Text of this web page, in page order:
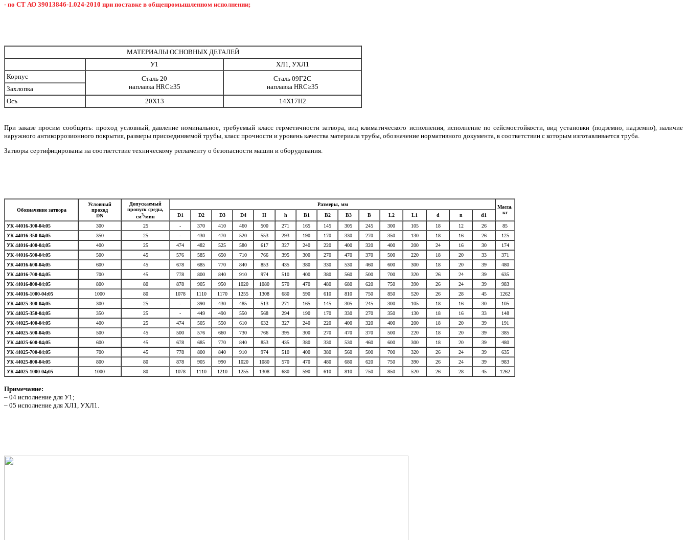
- по СТ АО 39013846-1.024-2010 при поставке в общепромышленном исполнении;
МАТЕРИАЛЫ ОСНОВНЫХ ДЕТАЛЕЙ
У1
ХЛ1, УХЛ1
Корпус
Сталь 20
наплавка НRC≥35
Сталь 09Г2С
наплавка НRC≥35
Захлопка
Ось
20Х13 14Х17Н2
При заказе просим сообщить: проход условный, давление номинальное, требуемый класс герметичности затвора, вид климатического исполнения, исполнение по сейсмостойкости, вид установки (подземно, надземно), наличие
наружного антикоррозионного покрытия, размеры присоединяемой трубы, класс прочности и уровень качества материала трубы, обозначение нормативного документа, в соответствии с которым изготавливается труба.
Затворы сертифицированы на соответствие техническому регламенту о безопасности машин и оборудования.
Обозначение затвора
Условный
проход
DN
Допускаемый
пропуск среды,
см3/мин
Размеры, мм
Масса,
кг
D1 D2 D3 D4 H h B1 B2 B3 B L2 L1 d n
d1
УК 44016-300-04;05
300 25 - 370 410 460 500 271 165 145 305 245 300 105 18 12 26
85
УК 44016-350-04;05
350 25 - 430 470 520 553 293 190 170 330 270 350 130 18 16 26
125
УК 44016-400-04;05
400 25 474 482 525 580 617 327 240 220 400 320 400 200 24 16 30
174
УК 44016-500-04;05
500 45 576 585 650 710 766 395 300 270 470 370 500 220 18 20 33
371
УК 44016-600-04;05
600 45 678 685 770 840 853 435 380 330 530 460 600 300 18 20 39
480
УК 44016-700-04;05
700 45 778 800 840 910 974 510 400 380 560 500 700 320 26 24 39
635
УК 44016-800-04;05
800 80 878 905 950 1020 1080 570 470 480 680 620 750 390 26 24 39
983
УК 44016-1000-04;05
1000 80 1078 1110 1170 1255 1308 680 590 610 810 750 850 520 26 28 45
1262
УК 44025-300-04;05
300 25 - 390 430 485 513 271 165 145 305 245 300 105 18 16 30
105
УК 44025-350-04;05
350 25 - 449 490 550 568 294 190 170 330 270 350 130 18 16 33
148
УК 44025-400-04;05
400 25 474 505 550 610 632 327 240 220 400 320 400 200 18 20 39
191
УК 44025-500-04;05
500 45 500 576 660 730 766 395 300 270 470 370 500 220 18 20 39
385
УК 44025-600-04;05
600 45 678 685 770 840 853 435 380 330 530 460 600 300 18 20 39
480
УК 44025-700-04;05
700 45 778 800 840 910 974 510 400 380 560 500 700 320 26 24 39
635
УК 44025-800-04;05
800 80 878 905 990 1020 1080 570 470 480 680 620 750 390 26 24 39
983
УК 44025-1000-04;05
1000 80 1078 1110 1210 1255 1308 680 590 610 810 750 850 520 26 28 45 1262
Примечание:
– 04 исполнение для У1;
– 05 исполнение для ХЛ1, УХЛ1.